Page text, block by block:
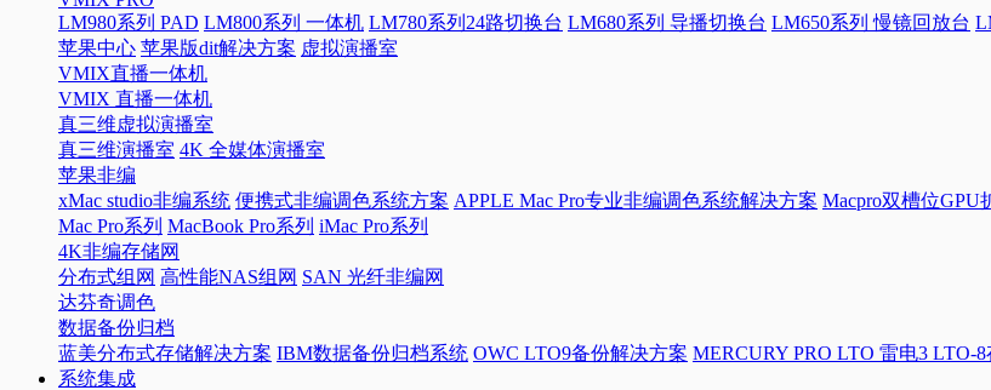
LM980系列 PAD LM800系列 一体机 LM780系列24路切换台 LM680系列 导播切换台 LM650系列 慢镜回放台
苹果中心 苹果版dit解决方案 虚拟演播室
VMIX直播一体机
VMIX 直播一体机
真三维虚拟演播室
真三维演播室 4K 全媒体演播室
苹果非编
xMac studio非编系统 便携式非编调色系统方案 APPLE Mac Pro专业非编调色系统解决方案 Macpro双槽位GPU
Mac Pro系列 MacBook Pro系列 iMac Pro系列
4K非编存储网
分布式组网 高性能NAS组网 SAN 光纤非编网
达芬奇调色
数据备份归档
蓝美分布式存储解决方案 IBM数据备份归档系统 OWC LTO9备份解决方案 MERCURY PRO LTO 雷电3 LTO-
系统集成